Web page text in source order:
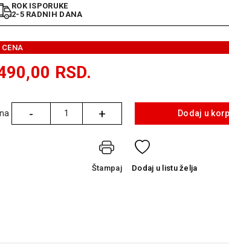
ROK ISPORUKE
2-5 RADNIH DANA
CENA
RSD.
- + Dodaj u
Štampaj Dodaj u listu želja